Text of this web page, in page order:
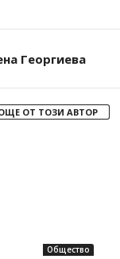
Георгиева
ОТ ТОЗИ АВТОР
Общество